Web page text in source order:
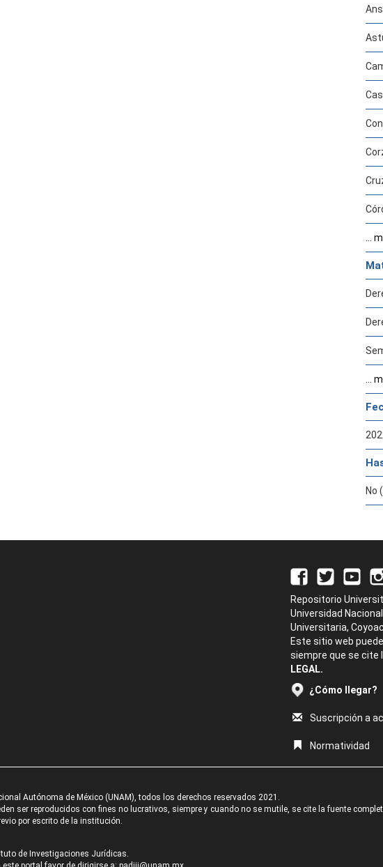
...
...
No
Repositorio
Universidad
Universitaria,
Este sitio web
siempre que se cite
LEGAL.
¿Cómo llegar?
Suscripción a
Normatividad
Autónoma de México (UNAM), todos los derechos reservados 2021.
ser reproducidos con fines no lucrativos, siempre y cuando no se mutile, se cite la fuente
por escrito de la institución.
de Investigaciones Jurídicas.